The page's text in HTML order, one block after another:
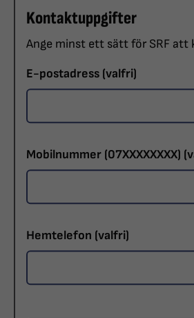
Kontaktuppgifter
Ange minst ett sätt för SRF att
E-postadress (valfri)
Mobilnummer (07XXXXXXXX)
Hemtelefon (valfri)